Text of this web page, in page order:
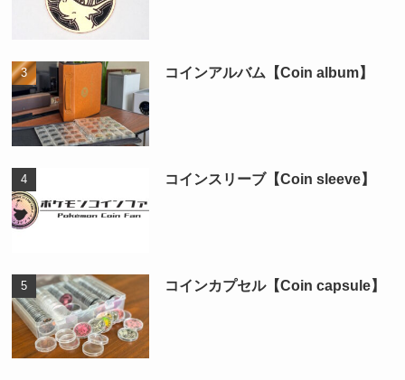
コインアルバム【Coin album】
コインスリーブ【Coin sleeve】
コインカプセル【Coin capsule】